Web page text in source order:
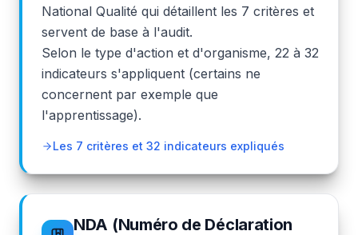
National Qualité qui détaillent les 7 critères et
servent de base à l'audit.
Selon le type d'action et d'organisme, 22 à 32
indicateurs s'appliquent (certains ne
concernent par exemple que
l'apprentissage).
Les 7 critères et 32 indicateurs expliqués
NDA (Numéro de Déclaration